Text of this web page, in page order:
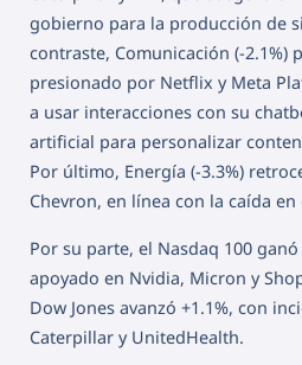
gobierno para la producción de
contraste, Comunicación (-2.1%)
presionado por Netflix y Meta
a usar interacciones con su
artificial para personalizar
Por último, Energía (-3.3%)
Chevron, en línea con la caída
Por su parte, el Nasdaq 100
apoyado en Nvidia, Micron y
Dow Jones avanzó +1.1%, con
Caterpillar y UnitedHealth.